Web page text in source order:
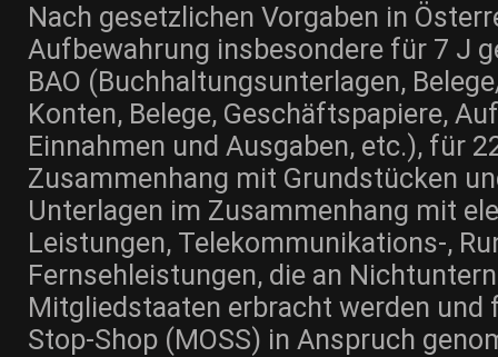
Nach gesetzlichen Vorgaben in
Aufbewahrung insbesondere für 7 J
BAO (Buchhaltungsunterlagen,
Konten, Belege, Geschäftspapiere,
Einnahmen und Ausgaben, etc.), für
Zusammenhang mit Grundstücken
Unterlagen im Zusammenhang mit
Leistungen, Telekommunikations-,
Fernsehleistungen, die an
Mitgliedstaaten erbracht werden und
Stop-Shop (MOSS) in Anspruch